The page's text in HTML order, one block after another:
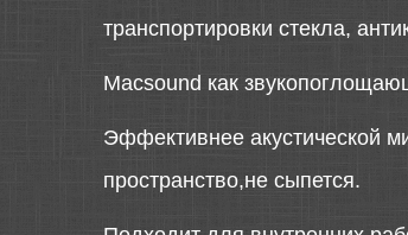
транспортировки стекла,
Macsound как
Эффективнее акустической
пространство,не сыпется.